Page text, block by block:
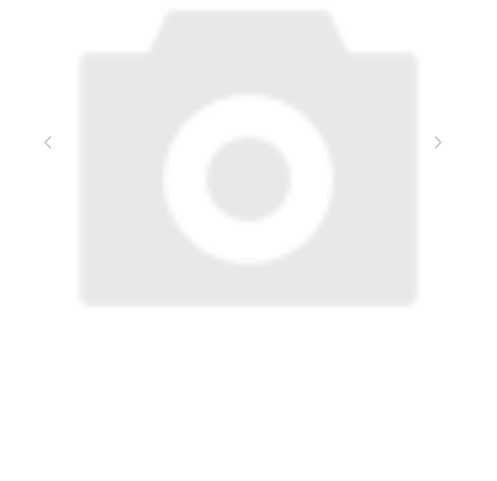
Войти